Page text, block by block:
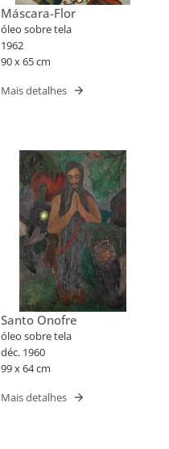
Máscara-Flor
óleo sobre tela
1962
90 x 65 cm
Mais detalhes
Santo Onofre
óleo sobre tela
déc. 1960
99 x 64 cm
Mais detalhes